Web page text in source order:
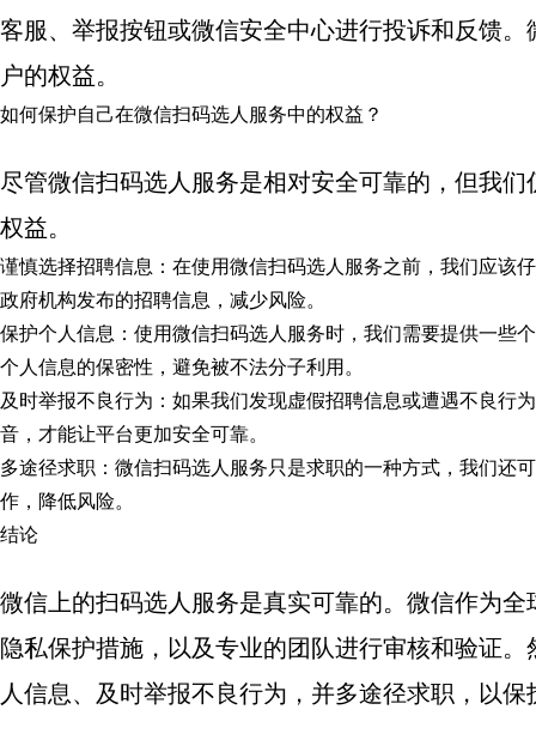
客服、举报按钮或微信安全中心进行投诉和反馈
户的权益。
如何保护自己在微信扫码选人服务中的权益？
尽管微信扫码选人服务是相对安全可靠的，但我
权益。
谨慎选择招聘信息：在使用微信扫码选人服务之前，我们应该
政府机构发布的招聘信息，减少风险。
保护个人信息：使用微信扫码选人服务时，我们需要提供一些
个人信息的保密性，避免被不法分子利用。
及时举报不良行为：如果我们发现虚假招聘信息或遭遇不良行
音，才能让平台更加安全可靠。
多途径求职：微信扫码选人服务只是求职的一种方式，我们还
作，降低风险。
结论
微信上的扫码选人服务是真实可靠的。微信作为
隐私保护措施，以及专业的团队进行审核和验证
人信息、及时举报不良行为，并多途径求职，以